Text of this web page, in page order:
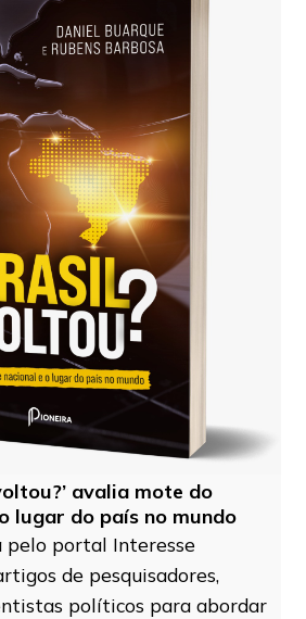
avalia mote do
lugar do país no mundo
pelo portal Interesse
de pesquisadores,
políticos para abordar